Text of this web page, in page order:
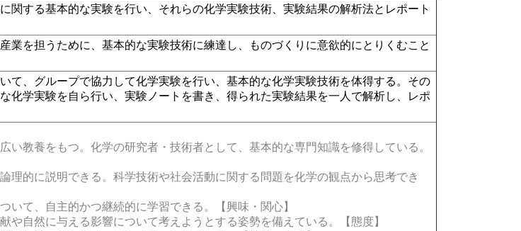
関する基本的な実験を行い、それらの化学実験技術、実験結果の解析法とレポート
業を担うために、基本的な実験技術に練達し、ものづくりに意欲的にとりくむこと
て、グループで協力して化学実験を行い、基本的な化学実験技術を体得する。その
化学実験を自ら行い、実験ノートを書き、得られた実験結果を一人で解析し、レポ
い教養をもつ。化学の研究者・技術者として、基本的な専門知識を修得している。
理的に説明できる。科学技術や社会活動に関する問題を化学の観点から思考でき
いて、自主的かつ継続的に学習できる。【興味・関心】
や自然に与える影響について考えようとする姿勢を備えている。【態度】